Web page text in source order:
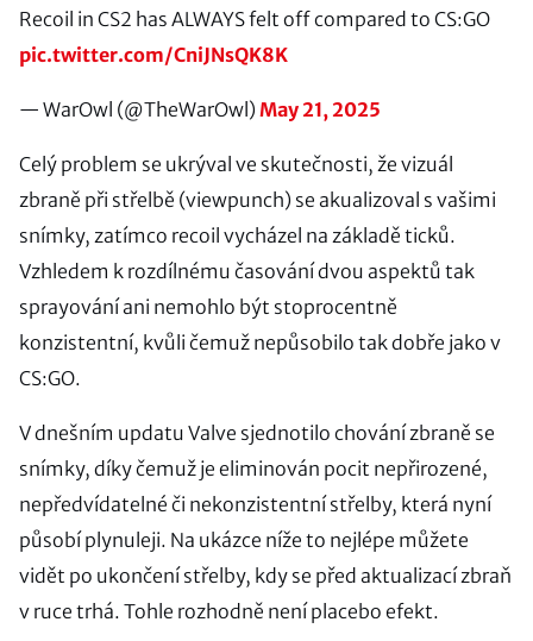
Recoil in CS2 has ALWAYS felt off compared to CS:GO
pic.twitter.com/CniJNsQK8K
— WarOwl (@TheWarOwl) May 21, 2025
Celý problem se ukrýval ve skutečnosti, že vizuál
zbraně při střelbě (viewpunch) se akualizoval s vašimi
snímky, zatímco recoil vycházel na základě ticků.
Vzhledem k rozdílnému časování dvou aspektů tak
sprayování ani nemohlo být stoprocentně
konzistentní, kvůli čemuž nepůsobilo tak dobře jako v
CS:GO.
V dnešním updatu Valve sjednotilo chování zbraně se
snímky, díky čemuž je eliminován pocit nepřirozené,
nepředvídatelné či nekonzistentní střelby, která nyní
působí plynuleji. Na ukázce níže to nejlépe můžete
vidět po ukončení střelby, kdy se před aktualizací zbraň
v ruce trhá. Tohle rozhodně není placebo efekt.